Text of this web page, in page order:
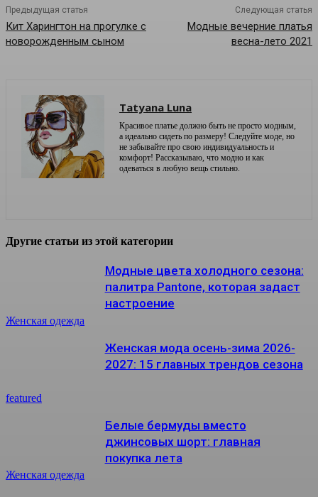
Предыдущая статья
Кит Харингтон на прогулке с
новорожденным сыном
Следующая статья
Модные вечерние платья
весна-лето 2021
Tatyana Luna
Красивое платье должно быть не просто модным,
а идеально сидеть по размеру! Следуйте моде, но
не забывайте про свою индивидуальность и
комфорт! Рассказываю, что модно и как
одеваться в любую вещь стильно.
Другие статьи из этой категории
Женская одежда
Модные цвета холодного сезона:
палитра Pantone, которая задаст
настроение
featured
Женская мода осень-зима 2026-
2027: 15 главных трендов сезона
Женская одежда
Белые бермуды вместо
джинсовых шорт: главная
покупка лета